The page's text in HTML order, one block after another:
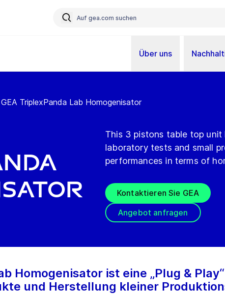
Über uns
GEA TriplexPanda Lab Homogenisator
This 3 pistons table top
laboratory tests and small
performances in terms of
Kontaktieren Sie GEA
Angebot anfragen
Homogenisator ist eine „Plug &
und Herstellung kleiner